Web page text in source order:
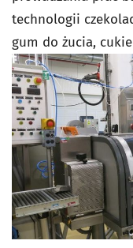
technologii
gum do żucia,